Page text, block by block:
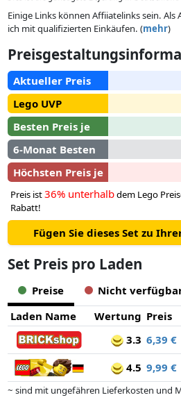
Einige Links können Affiiatelinks sein. Als
ich mit qualifizierten Einkäufen. (mehr)
Aktueller Preis
Lego UVP
Besten Preis je
6-Monat Besten
Höchsten Preis je
Preis ist36% unterhalbdem Lego
Rabatt!
Fügen Sie dieses Set zu
Set Preis pro Laden
Preise
Nicht
Laden Name
Wertung Preis
3.3 6,39 €
4.5 9,99 €
~ sind mit ungefähren Lieferkosten und